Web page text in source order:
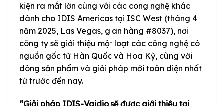
kiện ra mắt lớn cùng với các công nghệ khác
dành cho IDIS Americas tại ISC West (tháng 4
năm 2025, Las Vegas, gian hàng #8037), nơi
công ty sẽ giới thiệu một loạt các công nghệ có
nguồn gốc từ Hàn Quốc và Hoa Kỳ, cùng với
dòng sản phẩm và giải pháp mới toàn diện nhất
từ trước đến nay.
“Giải pháp IDIS-Vaidio sẽ được giới thiệu tại